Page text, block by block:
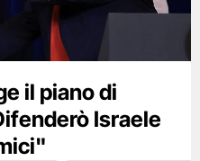
il piano di
Israele